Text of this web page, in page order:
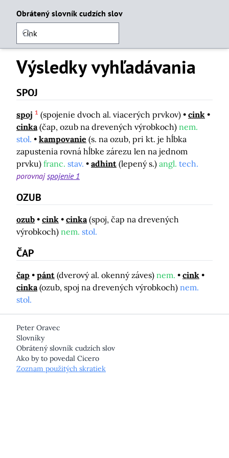
Obrátený slovník cudzích slov
Výsledky vyhľadávania
SPOJ
spoj 1 (spojenie dvoch al. viacerých prvkov)
cink
cinka (čap, ozub na drevených výrobkoch) nem.
stol.
kampovanie (s. na ozub, pri kt. je hĺbka
zapustenia rovná hĺbke zárezu len na jednom
prvku) franc. stav. adhint (lepený s.) angl. tech.
porovnajspojenie 1
OZUB
ozub cink cinka (spoj, čap na drevených
výrobkoch) nem. stol.
ČAP
čap pánt (dverový al. okenný záves) nem.
cink
cinka (ozub, spoj na drevených výrobkoch) nem.
stol.
Peter Oravec
Slovníky
Obrátený slovník cudzích slov
Ako by to povedal Cicero
Zoznam použitých skratiek